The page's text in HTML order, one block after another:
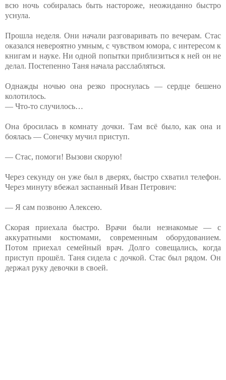
всю ночь собиралась быть настороже, неожиданно быстро
уснула.
Прошла неделя. Они начали разговаривать по вечерам. Стас
оказался невероятно умным, с чувством юмора, с интересом к
книгам и науке. Ни одной попытки приблизиться к ней он не
делал. Постепенно Таня начала расслабляться.
Однажды ночью она резко проснулась — сердце бешено
колотилось.
— Что-то случилось…
Она бросилась в комнату дочки. Там всё было, как она и
боялась — Сонечку мучил приступ.
— Стас, помоги! Вызови скорую!
Через секунду он уже был в дверях, быстро схватил телефон.
Через минуту вбежал заспанный Иван Петрович:
— Я сам позвоню Алексею.
Скорая приехала быстро. Врачи были незнакомые — с
аккуратными костюмами, современным оборудованием.
Потом приехал семейный врач. Долго совещались, когда
приступ прошёл. Таня сидела с дочкой. Стас был рядом. Он
держал руку девочки в своей.